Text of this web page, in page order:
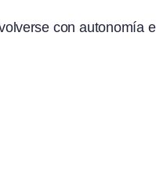
con autonomía